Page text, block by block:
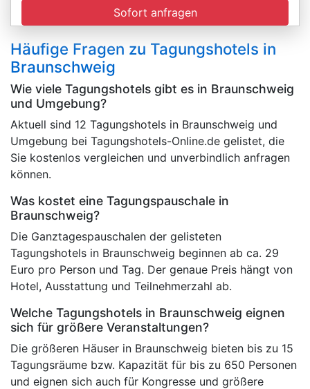
Sofort anfragen
Häufige Fragen zu Tagungshotels in
Braunschweig
Wie viele Tagungshotels gibt es in Braunschweig
und Umgebung?
Aktuell sind 12 Tagungshotels in Braunschweig und
Umgebung bei Tagungshotels-Online.de gelistet, die
Sie kostenlos vergleichen und unverbindlich anfragen
können.
Was kostet eine Tagungspauschale in
Braunschweig?
Die Ganztagespauschalen der gelisteten
Tagungshotels in Braunschweig beginnen ab ca. 29
Euro pro Person und Tag. Der genaue Preis hängt von
Hotel, Ausstattung und Teilnehmerzahl ab.
Welche Tagungshotels in Braunschweig eignen
sich für größere Veranstaltungen?
Die größeren Häuser in Braunschweig bieten bis zu 15
Tagungsräume bzw. Kapazität für bis zu 650 Personen
und eignen sich auch für Kongresse und größere